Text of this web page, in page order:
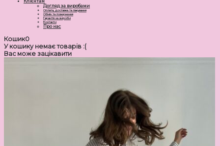
Клієнтам
Догляд за виробами
Оплата, доставка та пакування
Обмін та повернення
Гарантія на вироби
Контакти
Про нас
Кошик0
У кошику немає товарів :(
Вас може зацікавити